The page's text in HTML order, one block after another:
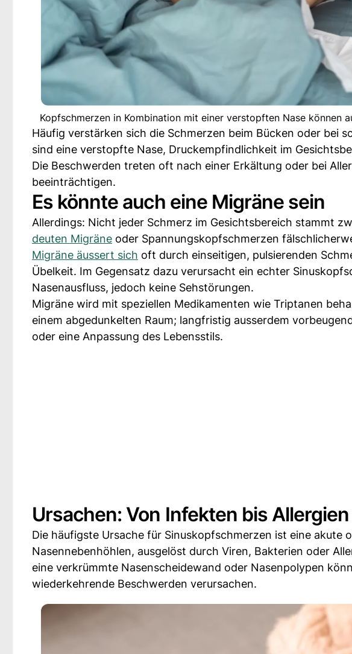
Kopfschmerzen in Kombination mit einer verstopften Nase können
Häufig verstärken sich die Schmerzen beim Bücken oder bei
sind eine verstopfte Nase, Druckempfindlichkeit im
Die Beschwerden treten oft nach einer Erkältung oder bei
beeinträchtigen.
Es könnte auch eine Migräne sein
Allerdings: Nicht jeder Schmerz im Gesichtsbereich stammt
deuten Migräne oder Spannungskopfschmerzen
Migräne äussert sich oft durch einseitigen, pulsierenden
Übelkeit. Im Gegensatz dazu verursacht ein echter
Nasenausfluss, jedoch keine Sehstörungen.
Migräne wird mit speziellen Medikamenten wie Triptanen
einem abgedunkelten Raum; langfristig ausserdem
oder eine Anpassung des Lebensstils.
Ursachen: Von Infekten bis Allergien
Die häufigste Ursache für Sinuskopfschmerzen ist eine akute
Nasennebenhöhlen, ausgelöst durch Viren, Bakterien oder
eine verkrümmte Nasenscheidewand oder Nasenpolypen
wiederkehrende Beschwerden verursachen.